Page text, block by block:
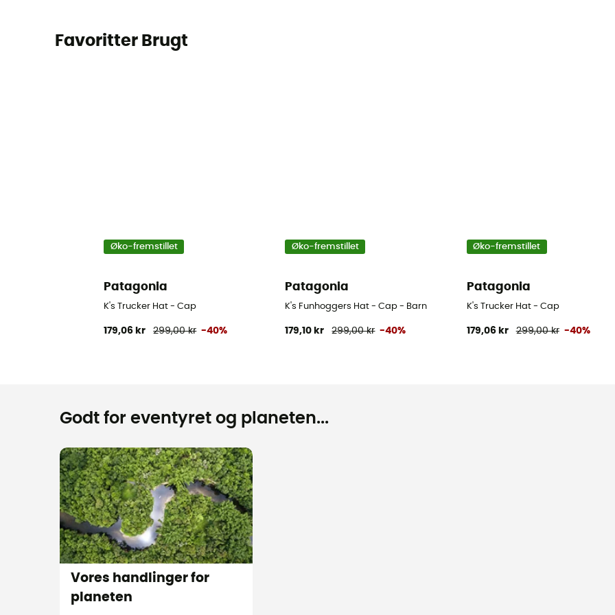
Favoritter Brugt
Øko-fremstillet
Patagonia
K's Trucker Hat - Cap
179,06 kr 299,00 kr -40%
Øko-fremstillet
Patagonia
K's Funhoggers Hat - Cap - Barn
179,10 kr 299,00 kr -40%
Øko-fremstillet
Patagonia
K's Trucker Hat - Cap
179,06 kr 299,00 kr -40%
Godt for eventyret og planeten...
Vores handlinger for
planeten